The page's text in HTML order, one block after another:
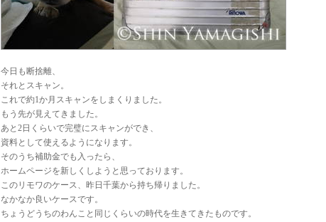
今日も断捨離、
それとスキャン。
これで約1か月スキャンをしまくりました。
もう先が見えてきました。
あと2日くらいで完璧にスキャンができ、
資料として使えるようになります。
そのうち補助金でも入ったら、
ホームページを新しくしようと思っております。
このリモワのケース、昨日千葉から持ち帰りました。
なかなか良いケースです。
ちょうどうちのわんこと同じくらいの時代を生きてきたものです。